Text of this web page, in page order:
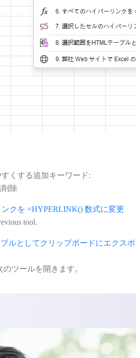
くする追加キーワード:
除
クを =HYPERLINK() 数式に変更
tool.
ルとしてクリップボードにエクスポ
のツールを開きます。